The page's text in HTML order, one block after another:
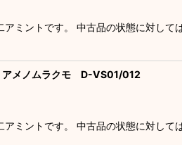
ミントです。 中古品の状態に対し
アメノムラクモ D-VS01/012
ミントです。 中古品の状態に対し